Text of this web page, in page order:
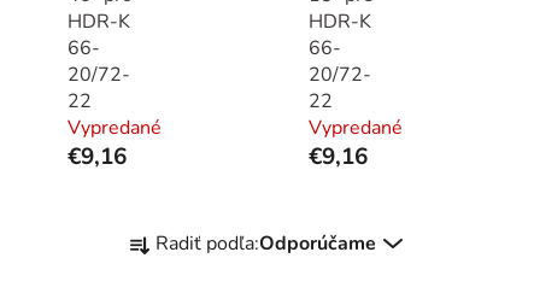
HDR-K
66-
20/72-
22
Vypredané
€9,16
HDR-K
66-
20/72-
22
Vypredané
€9,16
a Radiť podľa:Odporúčame